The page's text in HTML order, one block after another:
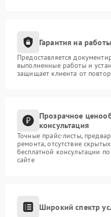
Гарантия на
Предоставляется
выполненные работы и
защищает клиента от
Прозрачное
консультация
Точные прайс-листы,
ремонта, отсутствие
бесплатной консультации
сайте
Широкий спектр